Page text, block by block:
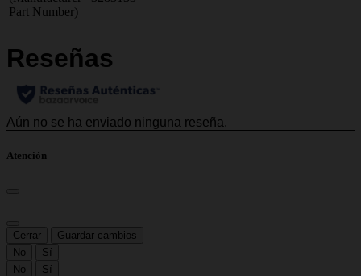
Part Number)
Atención
Cerrar
Guardar cambios
No
Sí
No
Sí